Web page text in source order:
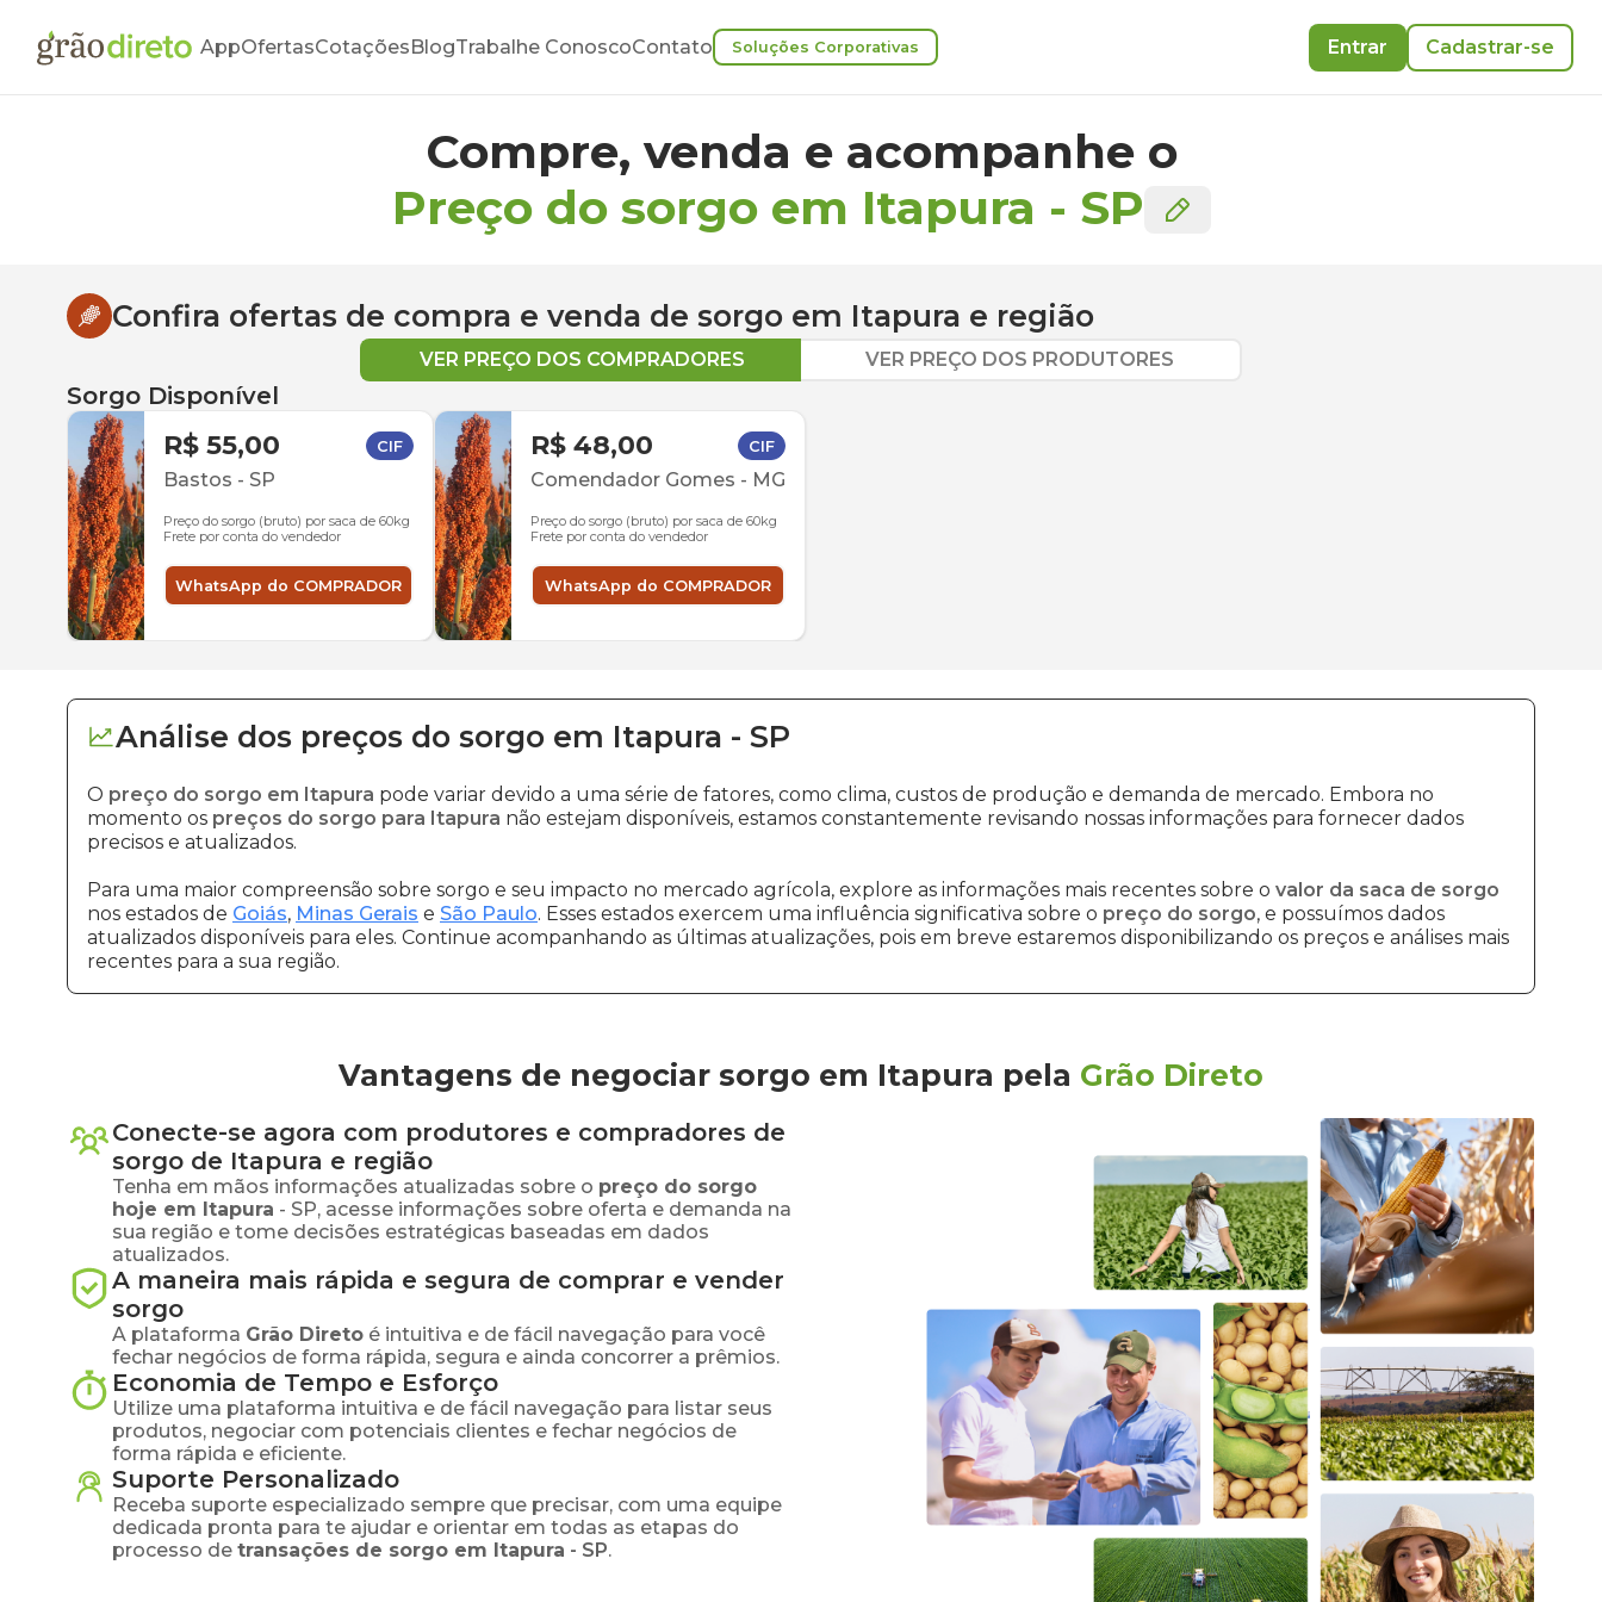
AppOfertasCotaçõesBlogTrabalhe ConoscoContato Soluções Corporativas Entrar Cadastrar-se
Compre, venda e acompanhe o
Preço do sorgo em Itapura - SP
Confira ofertas de compra e venda de sorgo em Itapura e região
VER PREÇO DOS COMPRADORES VER PREÇO DOS PRODUTORES
Sorgo Disponível
R$ 55,00 CIF
Bastos - SP
Preço do sorgo (bruto) por saca de 60kg
Frete por conta do vendedor
WhatsApp do COMPRADOR
R$ 48,00 CIF
Comendador Gomes - MG
Preço do sorgo (bruto) por saca de 60kg
Frete por conta do vendedor
WhatsApp do COMPRADOR
Análise dos preços do sorgo em Itapura - SP
O preço do sorgo em Itapura pode variar devido a uma série de fatores, como clima, custos de produção e demanda de mercado. Embora no
momento os preços do sorgo para Itapura não estejam disponíveis, estamos constantemente revisando nossas informações para fornecer dados
precisos e atualizados.
Para uma maior compreensão sobre sorgo e seu impacto no mercado agrícola, explore as informações mais recentes sobre o valor da saca de sorgo
nos estados de Goiás, Minas Gerais e São Paulo. Esses estados exercem uma influência significativa sobre o preço do sorgo, e possuímos dados
atualizados disponíveis para eles. Continue acompanhando as últimas atualizações, pois em breve estaremos disponibilizando os preços e análises mais
recentes para a sua região.
Vantagens de negociar sorgo em Itapura pela Grão Direto
Conecte-se agora com produtores e compradores de
sorgo de Itapura e região
Tenha em mãos informações atualizadas sobre o preço do sorgo
hoje em Itapura - SP, acesse informações sobre oferta e demanda na
sua região e tome decisões estratégicas baseadas em dados
atualizados.
A maneira mais rápida e segura de comprar e vender
sorgo
A plataforma Grão Direto é intuitiva e de fácil navegação para você
fechar negócios de forma rápida, segura e ainda concorrer a prêmios.
Economia de Tempo e Esforço
Utilize uma plataforma intuitiva e de fácil navegação para listar seus
produtos, negociar com potenciais clientes e fechar negócios de
forma rápida e eficiente.
Suporte Personalizado
Receba suporte especializado sempre que precisar, com uma equipe
dedicada pronta para te ajudar e orientar em todas as etapas do
processo de transações de sorgo em Itapura - SP.